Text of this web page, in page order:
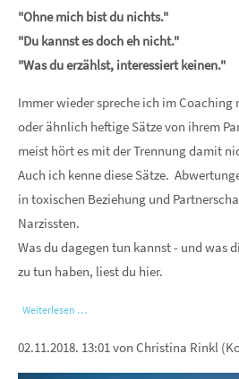
"Ohne mich bist du nichts."
"Du kannst es doch eh nicht."
"Was du erzählst, interessiert keinen."
Immer wieder spreche ich im
oder ähnlich heftige Sätze von ihrem
meist hört es mit der Trennung damit
Auch ich kenne diese Sätze.
in toxischen Beziehung und
Narzissten.
Was du dagegen tun kannst - und was
zu tun haben, liest du hier.
Weiterlesen …
02.11.2018. 13:01von Christina Rinkl